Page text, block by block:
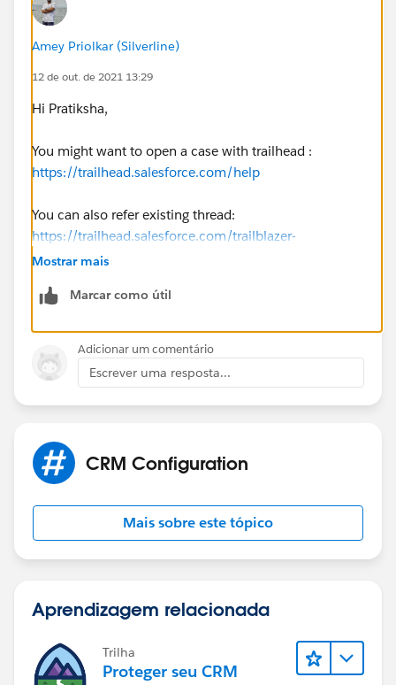
Amey Priolkar (Silverline)
12 de out. de 2021 13:29
Hi Pratiksha,
You might want to open a case with trailhead :
https://trailhead.salesforce.com/help
You can also refer existing thread:
https://trailhead.salesforce.com/trailblazer-
community/feed/0D54S00000A8RsvSAF
Mostrar mais
Marcar como útil
Adicionar um comentário
Escrever uma resposta...
CRM Configuration
Mais sobre este tópico
Aprendizagem relacionada
Trilha
Proteger seu CRM